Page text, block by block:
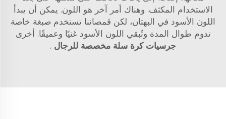
الاستخدام المكثف. وهناك أمر آخر هو اللون. يمكن أن يبدأ
اللون الأسود في البهتان، لكن قمصاننا تستخدم صبغة خاصة
تدوم طوال المدة وتُبقي اللون الأسود غنيًا وعميقًا. أخرى
جرسيات كرة سلة مخصصة للرجال .